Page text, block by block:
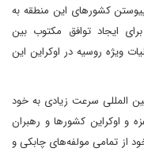
کشورهای این منطقه به
ایجاد توافق مکتوب بین
ویژه روسیه در اوکراین این
المللی سرعت زیادی به خود
و اوکراین کشورها و رهبران
از تمامی مولفه‌های چابکی و